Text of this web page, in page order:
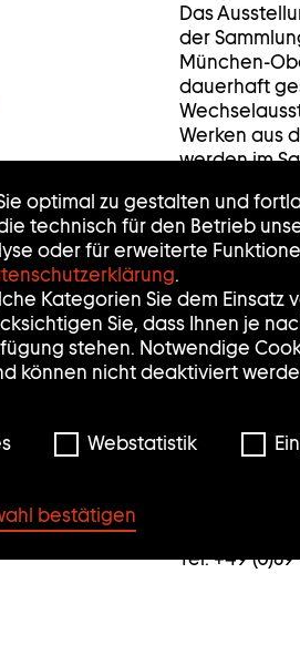
Das
der
München-
dauerhaft
Werken aus
werden im
Münchner
präsentiert.
Freitag:
Donnerstag:
Uhr
Samstag:
/
Tel. +49
optimal zu gestalten und
technisch für den Betrieb
oder für erweiterte
.
Kategorien Sie dem Einsatz
Sie, dass Ihnen je
stehen. Notwendige
können nicht deaktiviert
Webstatistik
bestätigen